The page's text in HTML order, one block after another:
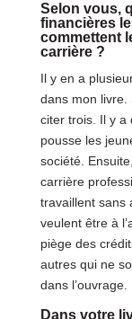
Selon vous,
financières
commettent
carrière ?
Il y en a
dans mon livre.
citer trois. Il y a
pousse les
société.
carrière
travaillent sans
veulent être à
piège des
autres qui ne
dans l’ouvrage.
Dans votre